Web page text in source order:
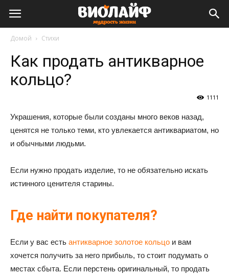
Виолайф
Домой Стихи
Как продать антикварное
кольцо?
1111
Украшения, которые были созданы много веков назад,
ценятся не только теми, кто увлекается антиквариатом, но
и обычными людьми.
Если нужно продать изделие, то не обязательно искать
истинного ценителя старины.
Где найти покупателя?
Если у вас есть антикварное золотое кольцо и вам
хочется получить за него прибыль, то стоит подумать о
местах сбыта. Если перстень оригинальный, то продать